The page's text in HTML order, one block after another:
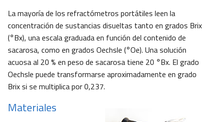
La mayoría de los refractómetros portátiles leen la
concentración de sustancias disueltas tanto en grados Brix
(°Bx), una escala graduada en función del contenido de
sacarosa, como en grados Oechsle (°Oe). Una solución
acuosa al 20 % en peso de sacarosa tiene 20 °Bx. El grado
Oechsle puede transformarse aproximadamente en grado
Brix si se multiplica por 0,237.
Materiales